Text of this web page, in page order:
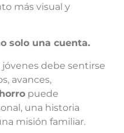
más visual y
solo una cuenta.
jóvenes debe sentirse
avances,
puede
una historia
misión familiar.